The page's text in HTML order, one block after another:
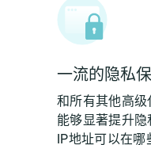
一流的隐私
和所有其他高
能够显著提升
IP地址可以在哪